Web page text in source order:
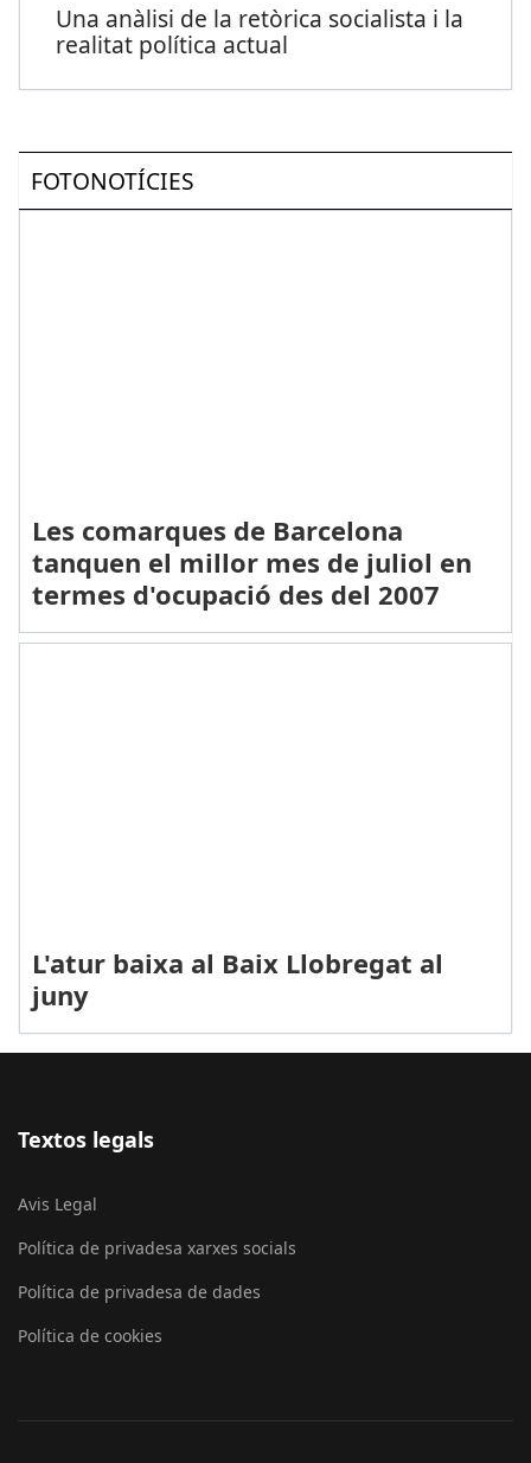
Una anàlisi de la retòrica socialista i la
realitat política actual
FOTONOTÍCIES
Les comarques de Barcelona
tanquen el millor mes de juliol en
termes d'ocupació des del 2007
L'atur baixa al Baix Llobregat al
juny
Textos legals
Avis Legal
Política de privadesa xarxes socials
Política de privadesa de dades
Política de cookies